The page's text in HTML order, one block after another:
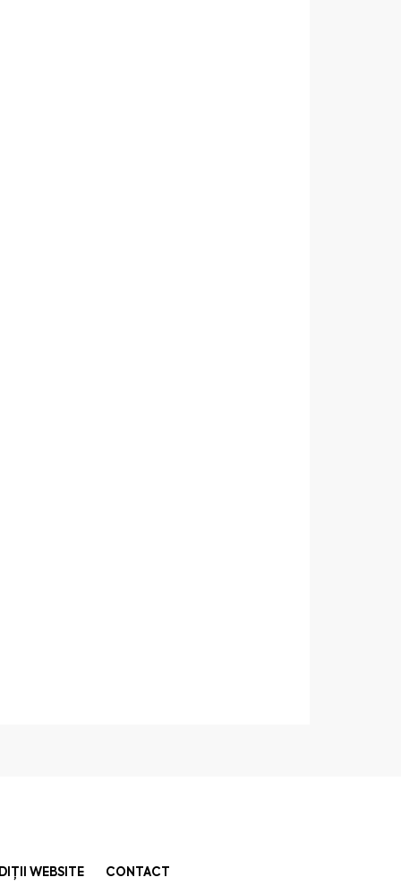
WEBSITE CONTACT